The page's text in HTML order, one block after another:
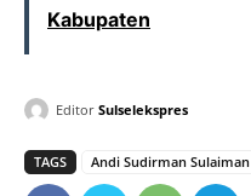
Kabupaten
Editor Sulselekspres
TAGS Andi Sudirman Sulaiman